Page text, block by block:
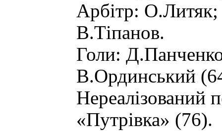
Арбітр:
В.Тіпанов.
Голи:
В.Ординський
Нереалізований
«Путрівка» (76).